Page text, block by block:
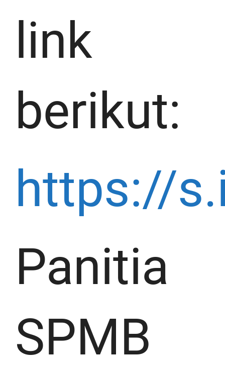
link
berikut:
https://
Panitia
SPMB